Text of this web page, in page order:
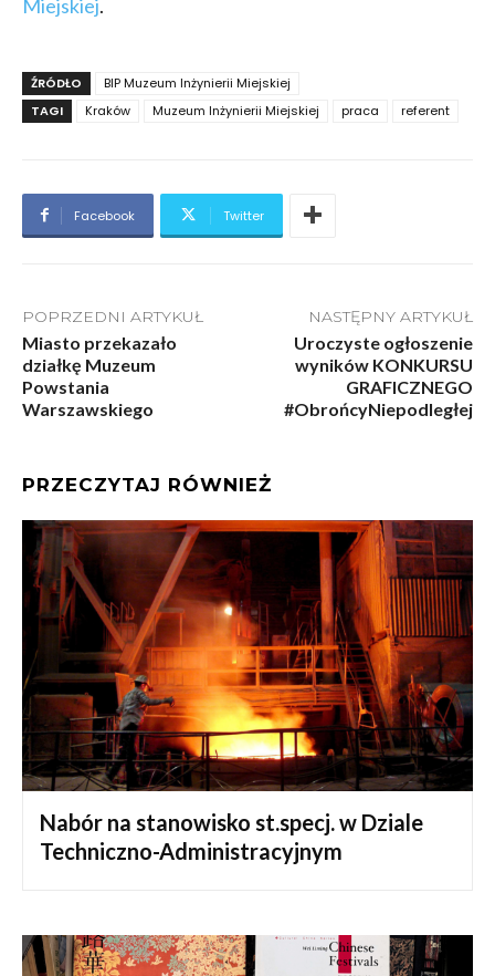
Miejskiej.
ŹRÓDŁO
BIP Muzeum Inżynierii Miejskiej
TAGI
Kraków Muzeum Inżynierii Miejskiej praca referent
Facebook Twitter
POPRZEDNI ARTYKUŁ
Miasto przekazało
działkę Muzeum
Powstania
Warszawskiego
NASTĘPNY ARTYKUŁ
Uroczyste ogłoszenie
wyników KONKURSU
GRAFICZNEGO
#ObrońcyNiepodległej
PRZECZYTAJ RÓWNIEŻ
Nabór na stanowisko st.specj. w Dziale
Techniczno-Administracyjnym